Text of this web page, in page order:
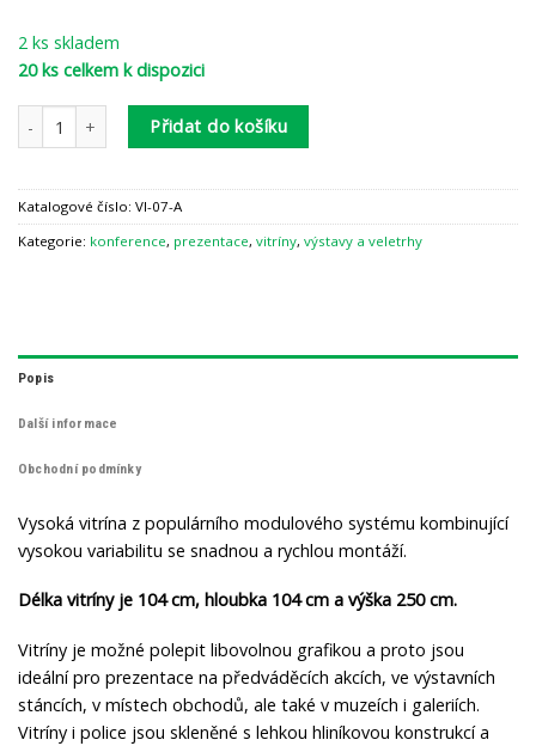
2 ks skladem
20 ks celkem k dispozici
vitrína VI-07-A množstvíPřidat do košíku
Katalogové číslo: VI-07-A
Kategorie: konference, prezentace, vitríny, výstavy a veletrhy
Popis
Další informace
Obchodní podmínky
Vysoká vitrína z populárního modulového systému kombinující
vysokou variabilitu se snadnou a rychlou montáží.
Délka vitríny je 104 cm, hloubka 104 cm a výška 250 cm.
Vitríny je možné polepit libovolnou grafikou a proto jsou
ideální pro prezentace na předváděcích akcích, ve výstavních
stáncích, v místech obchodů, ale také v muzeích i galeriích.
Vitríny i police jsou skleněné s lehkou hliníkovou konstrukcí a